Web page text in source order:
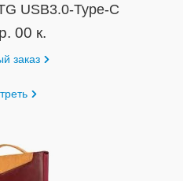
USB3.0-Type-C
00 к.
заказ